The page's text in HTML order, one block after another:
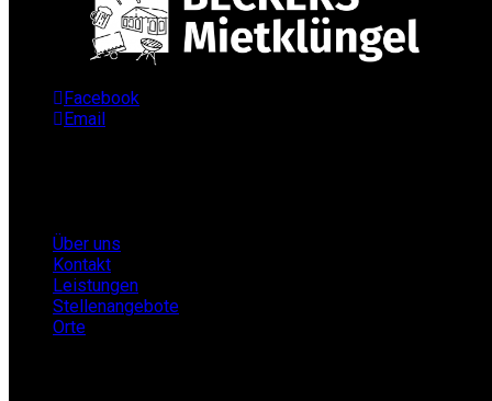
Facebook
Email
Über uns
Kontakt
Leistungen
Stellenangebote
Orte